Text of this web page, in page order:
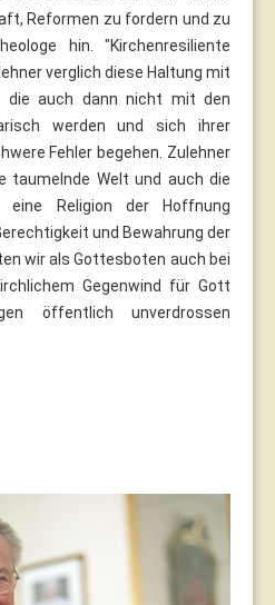
Reformen zu fordern und zu
hin. "Kirchenresiliente
verglich diese Haltung mit
die auch dann nicht mit den
werden und sich ihrer
Fehler begehen. Zulehner
taumelnde Welt und auch die
eine Religion der Hoffnung
und Bewahrung der
wir als Gottesboten auch bei
Gegenwind für Gott
öffentlich unverdrossen